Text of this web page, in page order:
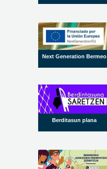
Next Generation Bermeo
Berditasun plana